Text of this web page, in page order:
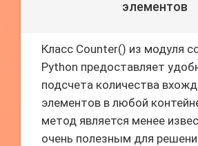
элементов
Класс Counter() из модуля
Python предоставляет
подсчета количества
элементов в любой
метод является менее
очень полезным для